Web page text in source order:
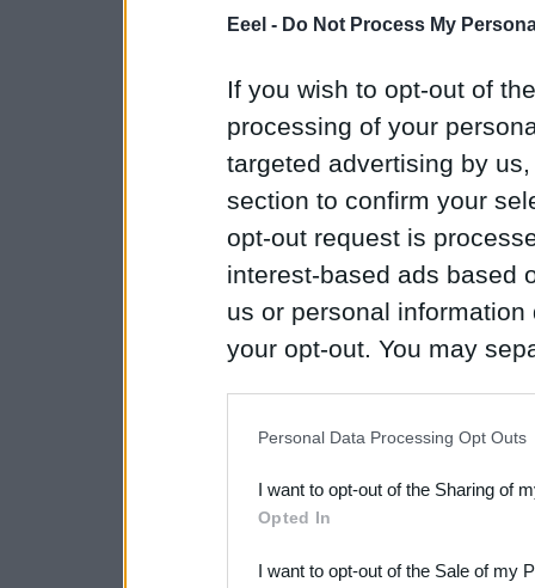
Eeel - Do Not Process My
If you wish to opt-out of
processing of your
targeted advertising by
section to confirm your
opt-out request is
interest-based ads based
us or personal
your opt-out. You may
Downstream Participants
third parties.
Personal Data Processing Opt Outs
I want to opt-out of the Sharing of
Opted In
I want to opt-out of the Sale of my